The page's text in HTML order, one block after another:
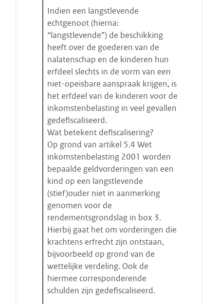
Indien een langstlevende
echtgenoot (hierna:
“langstlevende”) de beschikking
heeft over de goederen van de
nalatenschap en de kinderen hun
erfdeel slechts in de vorm van een
niet-opeisbare aanspraak krijgen, is
het erfdeel van de kinderen voor de
inkomstenbelasting in veel gevallen
gedefiscaliseerd.
Wat betekent defiscalisering?
Op grond van artikel 5.4 Wet
inkomstenbelasting 2001 worden
bepaalde geldvorderingen van een
kind op een langstlevende
(stief)ouder niet in aanmerking
genomen voor de
rendementsgrondslag in box 3.
Hierbij gaat het om vorderingen die
krachtens erfrecht zijn ontstaan,
bijvoorbeeld op grond van de
wettelijke verdeling. Ook de
hiermee corresponderende
schulden zijn gedefiscaliseerd.